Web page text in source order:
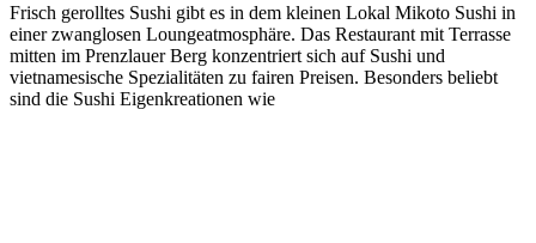
Frisch gerolltes Sushi gibt es in dem kleinen Lokal Mikoto Sushi in
einer zwanglosen Loungeatmosphäre. Das Restaurant mit Terrasse
mitten im Prenzlauer Berg konzentriert sich auf Sushi und
vietnamesische Spezialitäten zu fairen Preisen. Besonders beliebt
sind die Sushi Eigenkreationen wie